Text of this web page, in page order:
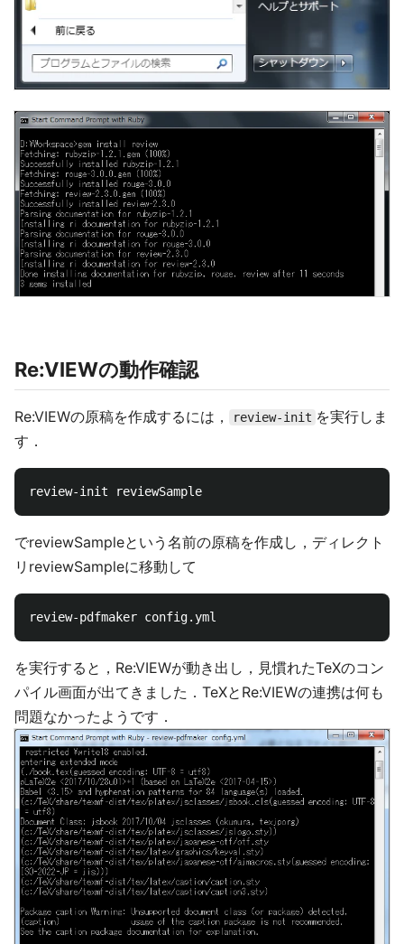
Re:VIEWの動作確認
Re:VIEWの原稿を作成するには， review-init を実行しま
す．
でreviewSampleという名前の原稿を作成し，ディレクト
リreviewSampleに移動して
を実行すると，Re:VIEWが動き出し，見慣れたTeXのコン
パイル画面が出てきました．TeXとRe:VIEWの連携は何も
問題なかったようです．